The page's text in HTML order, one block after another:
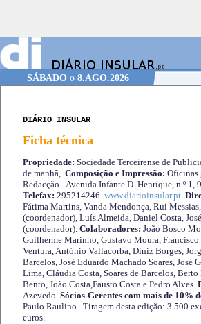
SÁBADOo 8.AGO.2026
DIÁRIO INSULAR
Ficha técnica
Propriedade: Sociedade Terceirense de
de manhã, Composição e Impressão: Oficinas
Redacção - Avenida Infante D. Henrique, n.º
Telefax: 295214246. www.diarioinsular.pt
Fátima Martins, Vanda Mendonça, Rui
(coordenador), Luís Almeida, Daniel Costa,
(coordenador). Colaboradores: João Bosco
Guilherme Marinho, Gustavo Moura,
Ventura, António Vallacorba, Diniz Borges,
Barcelos, José Eduardo Machado Soares,
Lima, Cláudia Costa, Soares de Barcelos,
Bento, João Costa,Fausto Costa e Pedro Alves.
Azevedo. Sócios-Gerentes com mais de 10%
Paulo Raulino. Tiragem desta edição: 3.500
euros.